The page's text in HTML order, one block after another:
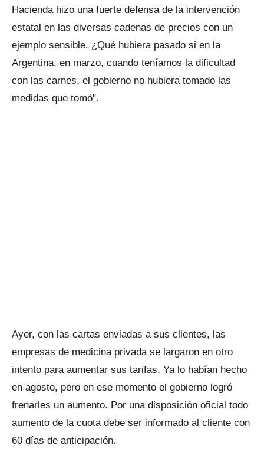
Hacienda hizo una fuerte defensa de la intervención
estatal en las diversas cadenas de precios con un
ejemplo sensible. ¿Qué hubiera pasado si en la
Argentina, en marzo, cuando teníamos la dificultad
con las carnes, el gobierno no hubiera tomado las
medidas que tomó".
Ayer, con las cartas enviadas a sus clientes, las
empresas de medicina privada se largaron en otro
intento para aumentar sus tarifas. Ya lo habían hecho
en agosto, pero en ese momento el gobierno logró
frenarles un aumento. Por una disposición oficial todo
aumento de la cuota debe ser informado al cliente con
60 días de anticipación.